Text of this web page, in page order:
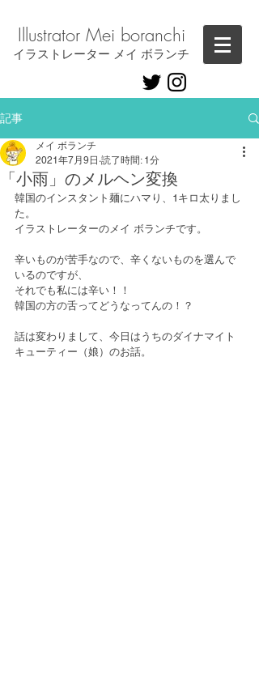
Illustrator ​Mei boranchi
​イラストレーター メイ ボランチ
記事
「小雨」のメルヘン変換
メイ ボランチ
2021年7月9日 読了時間: 1分
韓国のインスタント麺にハマり、1キロ太りまし
た。
イラストレーターのメイ ボランチです。
辛いものが苦手なので、辛くないものを選んで
いるのですが、
それでも私には辛い！！
韓国の方の舌ってどうなってんの！？
話は変わりまして、今日はうちのダイナマイト
キューティー（娘）のお話。